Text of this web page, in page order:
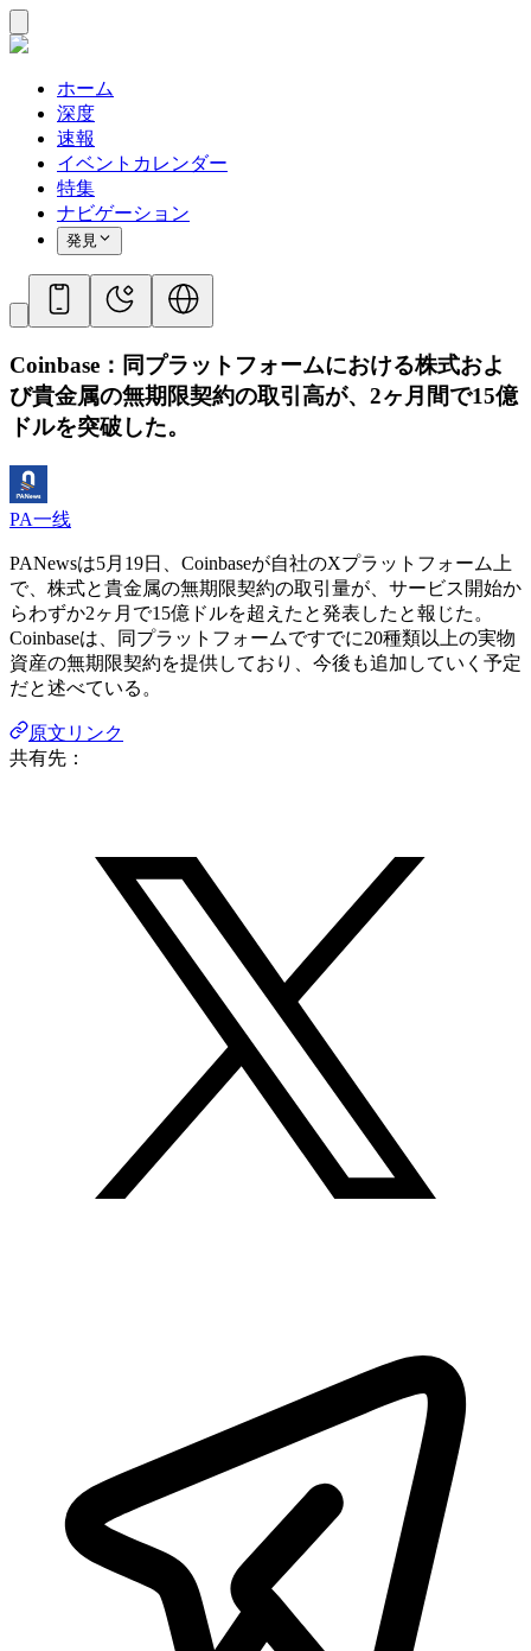
ホーム
深度
速報
イベントカレンダー
特集
ナビゲーション
発見
Coinbase：同プラットフォームにおける株式およ
び貴金属の無期限契約の取引高が、2ヶ月間で15億
ドルを突破した。
PA一线
PANewsは5月19日、Coinbaseが自社のXプラットフォーム上
で、株式と貴金属の無期限契約の取引量が、サービス開始か
らわずか2ヶ月で15億ドルを超えたと発表したと報じた。
Coinbaseは、同プラットフォームですでに20種類以上の実物
資産の無期限契約を提供しており、今後も追加していく予定
だと述べている。
原文リンク
共有先：